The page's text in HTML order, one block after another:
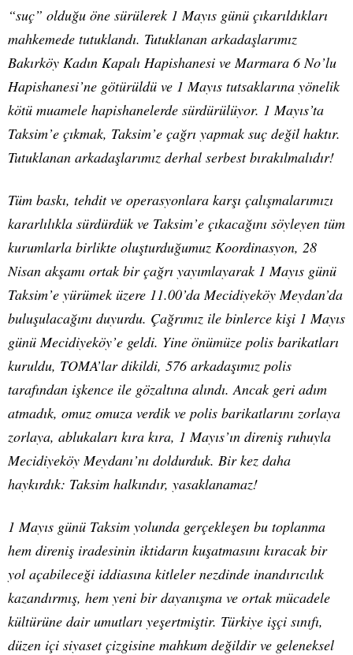
“suç” olduğu öne sürülerek 1 Mayıs günü çıkarıldıkları
mahkemede tutuklandı. Tutuklanan arkadaşlarımız
Bakırköy Kadın Kapalı Hapishanesi ve Marmara 6 No’lu
Hapishanesi’ne götürüldü ve 1 Mayıs tutsaklarına yönelik
kötü muamele hapishanelerde sürdürülüyor. 1 Mayıs’ta
Taksim’e çıkmak, Taksim’e çağrı yapmak suç değil haktır.
Tutuklanan arkadaşlarımız derhal serbest bırakılmalıdır!
Tüm baskı, tehdit ve operasyonlara karşı çalışmalarımızı
kararlılıkla sürdürdük ve Taksim’e çıkacağını söyleyen tüm
kurumlarla birlikte oluşturduğumuz Koordinasyon, 28
Nisan akşamı ortak bir çağrı yayımlayarak 1 Mayıs günü
Taksim’e yürümek üzere 11.00’da Mecidiyeköy Meydan’da
buluşulacağını duyurdu. Çağrımız ile binlerce kişi 1 Mayıs
günü Mecidiyeköy’e geldi. Yine önümüze polis barikatları
kuruldu, TOMA’lar dikildi, 576 arkadaşımız polis
tarafından işkence ile gözaltına alındı. Ancak geri adım
atmadık, omuz omuza verdik ve polis barikatlarını zorlaya
zorlaya, ablukaları kıra kıra, 1 Mayıs’ın direniş ruhuyla
Mecidiyeköy Meydanı’nı doldurduk. Bir kez daha
haykırdık: Taksim halkındır, yasaklanamaz!
1 Mayıs günü Taksim yolunda gerçekleşen bu toplanma
hem direniş iradesinin iktidarın kuşatmasını kıracak bir
yol açabileceği iddiasına kitleler nezdinde inandırıcılık
kazandırmış, hem yeni bir dayanışma ve ortak mücadele
kültürüne dair umutları yeşertmiştir. Türkiye işçi sınıfı,
düzen içi siyaset çizgisine mahkum değildir ve geleneksel